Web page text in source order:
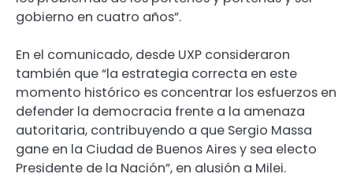
gobierno en cuatro años”.
En el comunicado, desde UXP consideraron
también que “la estrategia correcta en este
momento histórico es concentrar los esfuerzos en
defender la democracia frente a la amenaza
autoritaria, contribuyendo a que Sergio Massa
gane en la Ciudad de Buenos Aires y sea electo
Presidente de la Nación”, en alusión a Milei.